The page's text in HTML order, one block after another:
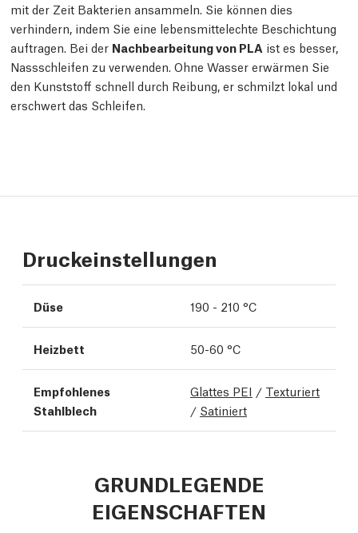
mit der Zeit Bakterien ansammeln. Sie können dies
verhindern, indem Sie eine lebensmittelechte Beschichtung
auftragen. Bei der Nachbearbeitung von PLA ist es besser,
Nassschleifen zu verwenden. Ohne Wasser erwärmen Sie
den Kunststoff schnell durch Reibung, er schmilzt lokal und
erschwert das Schleifen.
Druckeinstellungen
Düse 190 - 210 °C
Heizbett 50-60 °C
Empfohlenes
Stahlblech
Glattes PEI / Texturiert
/ Satiniert
GRUNDLEGENDE
EIGENSCHAFTEN